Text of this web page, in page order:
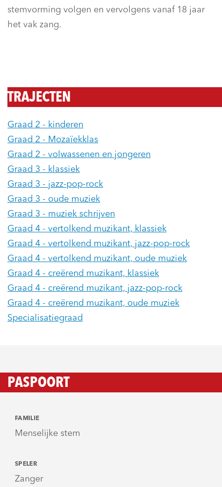
stemvorming volgen en vervolgens vanaf 18 jaar
het vak zang.
TRAJECTEN
Graad 2 - kinderen
Graad 2 - Mozaïekklas
Graad 2 - volwassenen en jongeren
Graad 3 - klassiek
Graad 3 - jazz-pop-rock
Graad 3 - oude muziek
Graad 3 - muziek schrijven
Graad 4 - vertolkend muzikant, klassiek
Graad 4 - vertolkend muzikant, jazz-pop-rock
Graad 4 - vertolkend muzikant, oude muziek
Graad 4 - creërend muzikant, klassiek
Graad 4 - creërend muzikant, jazz-pop-rock
Graad 4 - creërend muzikant, oude muziek
Specialisatiegraad
PASPOORT
FAMILIE
Menselijke stem
SPELER
Zanger